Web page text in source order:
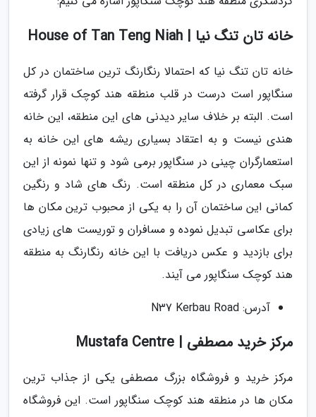
خانه تان تنگ نیا | House of Tan Teng Niah
خانه تان تنگ نیا که احتمالا رنگارنگ ترین ساختمان در کل
سنگاپور است درست در قلب منطقه هند کوچک قرار گرفته
است. البته بر خلاف سایر دیدنی های این منطقه، این خانه
هندی نیست و به اعتقاد بسیاری ریشه های این خانه به
استعمارگران چینی در سنگاپور برمی شود و تنها نمونه از این
سبک معماری در کل منطقه است. رنگ های شاد و رنگین
کمانی این ساختمان آن را به یکی از محبوب ترین مکان ها
برای عکاسی تبدیل نموده و مسافران و توریست های زیادی
برای بازدید و عکس دریافت با این خانه رنگارنگ به منطقه
هند کوچک سنگاپور می آیند.
آدرس: N37 Kerbau Road
مرکز خرید مصطفی | Mustafa Centre
مرکز خرید و فروشگاه بزرگ مصطفی یکی از جذاب ترین
مکان ها در منطقه هند کوچک سنگاپور است. این فروشگاه